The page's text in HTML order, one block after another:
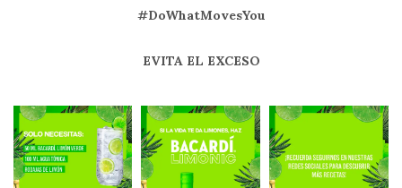
#DoWhatMovesYou
EVITA EL EXCESO